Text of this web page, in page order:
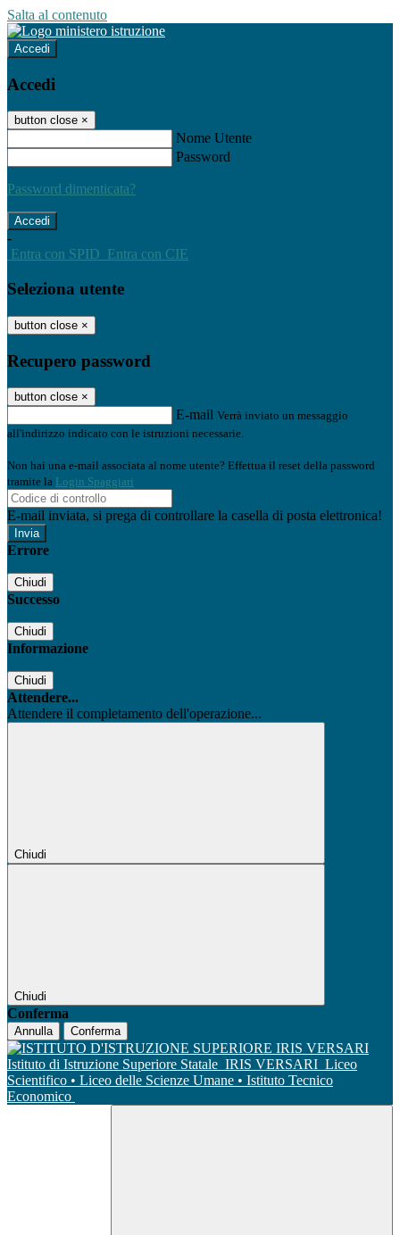
Salta al contenuto
Accedi
Accedi
button close ×
Nome Utente
Password
Password dimenticata?
-
Entra con SPID Entra con CIE
Seleziona utente
button close ×
Recupero password
button close ×
E-mail Verrà inviato un messaggio
all'indirizzo indicato con le istruzioni necessarie.
Non hai una e-mail associata al nome utente? Effettua il reset della password
tramite la Login Spaggiari
E-mail inviata, si prega di controllare la casella di posta elettronica!
Errore
Chiudi
Successo
Chiudi
Informazione
Chiudi
Attendere...
Attendere il completamento dell'operazione...
Chiudi
Chiudi
Conferma
Annulla Conferma
Istituto di Istruzione Superiore Statale IRIS VERSARI Liceo
Scientifico • Liceo delle Scienze Umane • Istituto Tecnico
Economico